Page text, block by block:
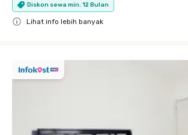
Diskon sewa min. 12 Bulan
Lihat info lebih banyak